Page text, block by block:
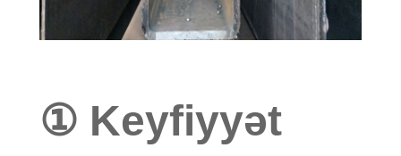
① Keyfiyyət